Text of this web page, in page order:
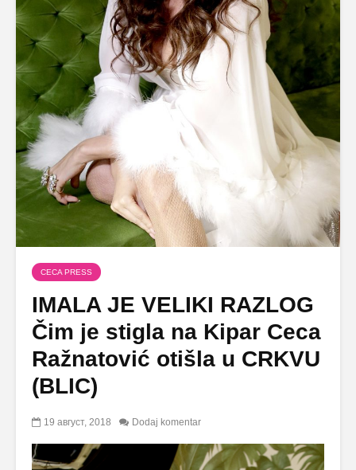
CECA PRESS
IMALA JE VELIKI RAZLOG
Čim je stigla na Kipar Ceca
Ražnatović otišla u CRKVU
(BLIC)
19 август, 2018 Dodaj komentar